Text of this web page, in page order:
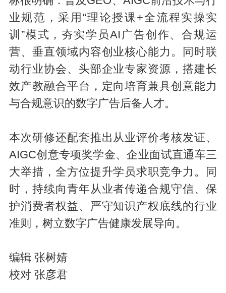
业规范，采用“理论授课+全流程实操实
训”模式，夯实学员AI广告创作、合规运
营、垂直领域内容创业核心能力。同时联
动行业协会、头部企业专家资源，搭建长
效产教融合平台，定向培育兼具创意能力
与合规意识的数字广告后备人才。
本次研修还配套推出从业评价考核发证、
AIGC创意专项奖学金、企业面试直通车三
大举措，全方位提升学员求职竞争力。同
时，持续向青年从业者传递合规守信、保
护消费者权益、严守知识产权底线的行业
准则，树立数字广告健康发展导向。
编辑 张树婧
校对 张彦君